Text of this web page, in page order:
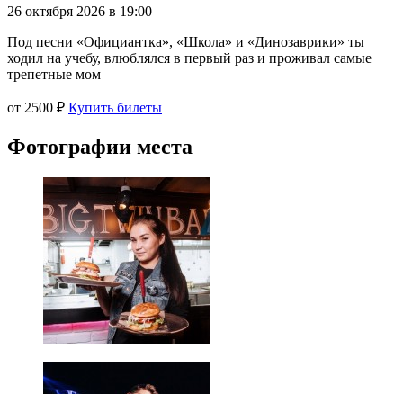
26 октября 2026 в 19:00
Под песни «Официантка», «Школа» и «Динозаврики» ты
ходил на учебу, влюблялся в первый раз и проживал самые
трепетные мом
от 2500 ₽ Купить билеты
Фотографии места